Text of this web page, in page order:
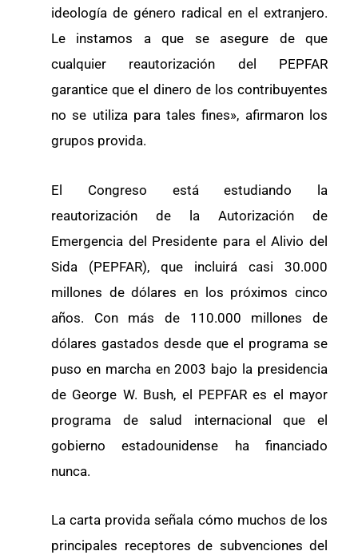
ideología de género radical en el extranjero.
Le instamos a que se asegure de que
cualquier reautorización del PEPFAR
garantice que el dinero de los contribuyentes
no se utiliza para tales fines», afirmaron los
grupos provida.
El Congreso está estudiando la
reautorización de la Autorización de
Emergencia del Presidente para el Alivio del
Sida (PEPFAR), que incluirá casi 30.000
millones de dólares en los próximos cinco
años. Con más de 110.000 millones de
dólares gastados desde que el programa se
puso en marcha en 2003 bajo la presidencia
de George W. Bush, el PEPFAR es el mayor
programa de salud internacional que el
gobierno estadounidense ha financiado
nunca.
La carta provida señala cómo muchos de los
principales receptores de subvenciones del